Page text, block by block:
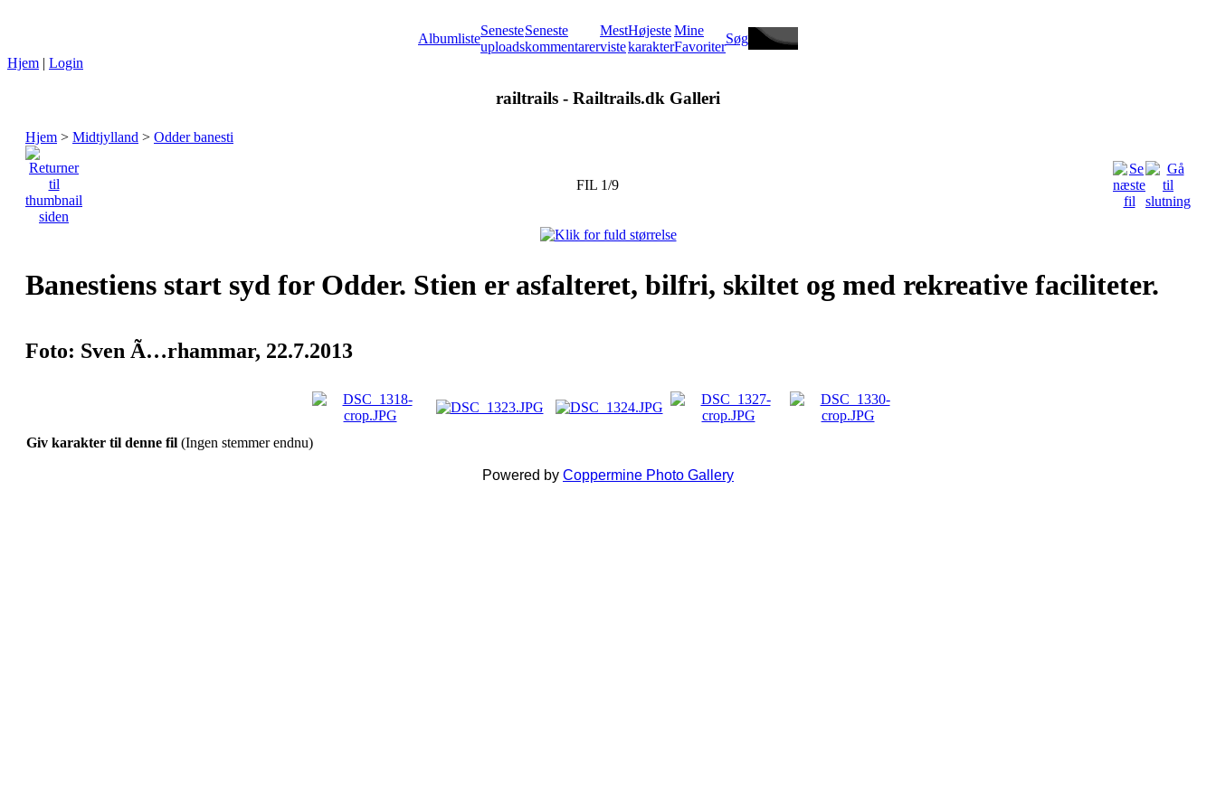
Albumliste
Seneste
uploads
Seneste
kommentarer
Mest
viste
Højeste
karakter
Mine
Favoriter
Søg
Hjem | Login
railtrails - Railtrails.dk Galleri
Hjem > Midtjylland > Odder banesti
FIL 1/9
Banestiens start syd for Odder. Stien er asfalteret, bilfri, skiltet og med rekreative faciliteter.
Foto: Sven Ã…rhammar, 22.7.2013
Giv karakter til denne fil (Ingen stemmer endnu)
Powered by Coppermine Photo Gallery